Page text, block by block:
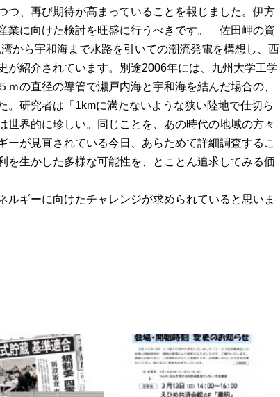
つ、再び期待が高まっていることを報じました。伊方
業に向けた検討を旺盛に行うべきです。 佐田岬の資
から宇和海まで水路を引いての潮流発電を構想し、西
が紹介されています。別途2006年には、九州大学工学
の直径の導管で瀬戸内海と宇和海を結んだ場合の、
。研究者は「1kmに満たないような狭い陸地で仕切ら
世界的に珍しい。同じことを、あの時代の地域の方々
ーが見直されている今日、あらためて詳細調査するこ
を生かした多様な可能性を、とことん追求してみる価
ルギーに向けたチャレンジが求められていると思いま